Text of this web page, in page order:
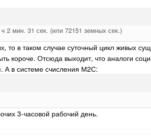
2 мин. 31 сек. (или 72151 земных сек.)
то в таком случае суточный цикл живых
короче. Отсюда выходит, что аналоги
А в системе счисления М2С:
3-часовой рабочий день.